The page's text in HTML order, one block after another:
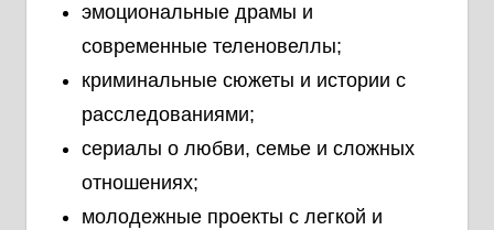
эмоциональные драмы и
современные теленовеллы;
криминальные сюжеты и истории с
расследованиями;
сериалы о любви, семье и сложных
отношениях;
молодежные проекты с легкой и